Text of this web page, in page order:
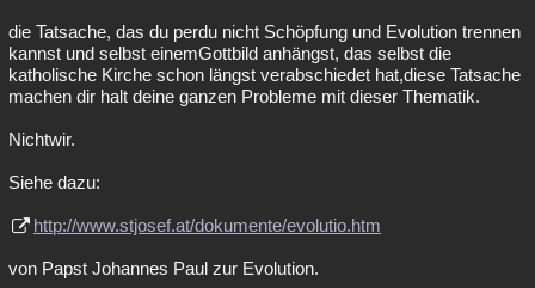
die Tatsache, das du perdu nicht Schöpfung und Evolution trennen
kannst und selbst einemGottbild anhängst, das selbst die
katholische Kirche schon längst verabschiedet hat,diese Tatsache
machen dir halt deine ganzen Probleme mit dieser Thematik.
Nichtwir.
Siehe dazu:
http://www.stjosef.at/dokumente/evolutio.htm
von Papst Johannes Paul zur Evolution.